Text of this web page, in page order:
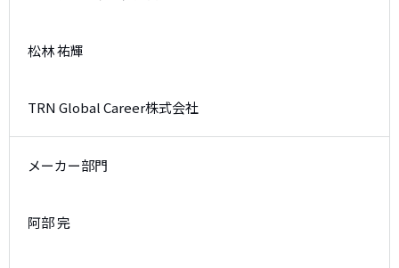
松林 祐輝
TRN Global Career株式会社
メーカー部門
阿部 完